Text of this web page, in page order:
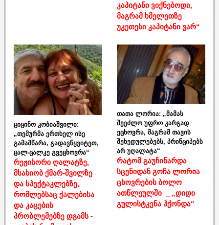
კაპიტანი ვიქნებოდი,
მაგრამ ხმელეთზე
უკეთესი კაპიტანი ვარ“
ციცინო კობიაშვილი:
„თემურმა ერთხელ ისე
გამამწარა, გადავწყვიტეთ,
ცალ-ცალკე გვეცხოვრა“
რეჟისორი ღალატზე,
მსახიობ ქმარ-შვილზე
და სპექტაკლებზე,
რომლებსაც ქალებისა
და კაცების
პრობლემებზე დგამს -
თათა ლორია: „მამას
შეეძლო უფრო კარგად
ეცხოვრა, მაგრამ თავის
შეხედულებებს, პრინციპებს
არ უღალატა“
რატომ გაუჩინარდა
სცენიდან გოჩა ლორია
ცხოვრების ბოლო
ათწლეულში _ „დიდი
გულისტკენა ჰქონდა“